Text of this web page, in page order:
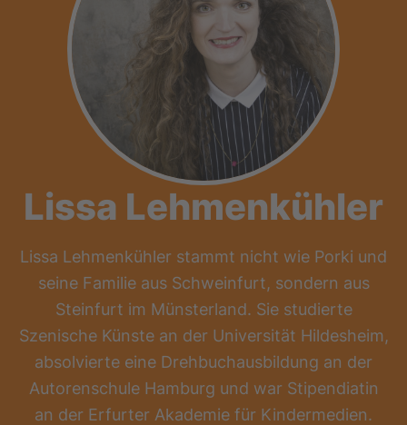
Lissa Lehmenkühler
Lissa Lehmenkühler stammt nicht wie Porki und
seine Familie aus Schweinfurt, sondern aus
Steinfurt im Münsterland. Sie studierte
Szenische Künste an der Universität Hildesheim,
absolvierte eine Drehbuchausbildung an der
Autorenschule Hamburg und war Stipendiatin
an der Erfurter Akademie für Kindermedien.